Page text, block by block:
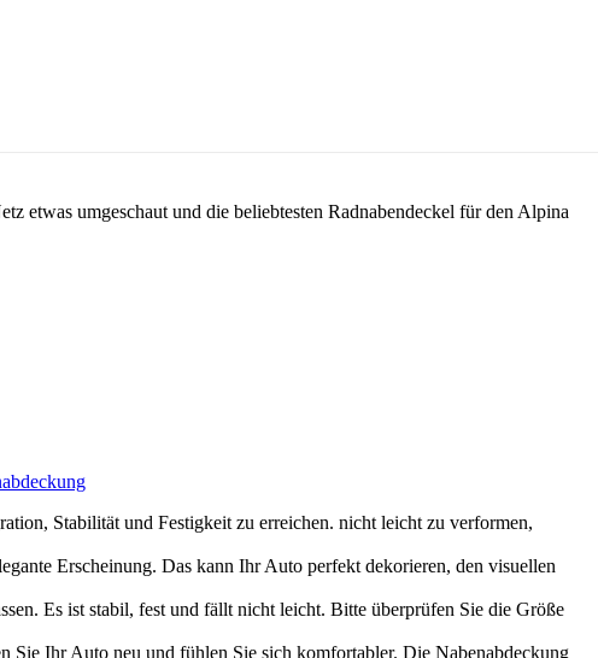
etwas umgeschaut und die beliebtesten Radnabendeckel für den Alpina
Stabilität und Festigkeit zu erreichen. nicht leicht zu verformen,
Erscheinung. Das kann Ihr Auto perfekt dekorieren, den visuellen
Es ist stabil, fest und fällt nicht leicht. Bitte überprüfen Sie die Größe
Sie Ihr Auto neu und fühlen Sie sich komfortabler. Die Nabenabdeckung